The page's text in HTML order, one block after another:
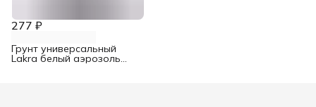
277 ₽
Грунт универсальный
Lakra белый аэрозоль
индикатором 1 л